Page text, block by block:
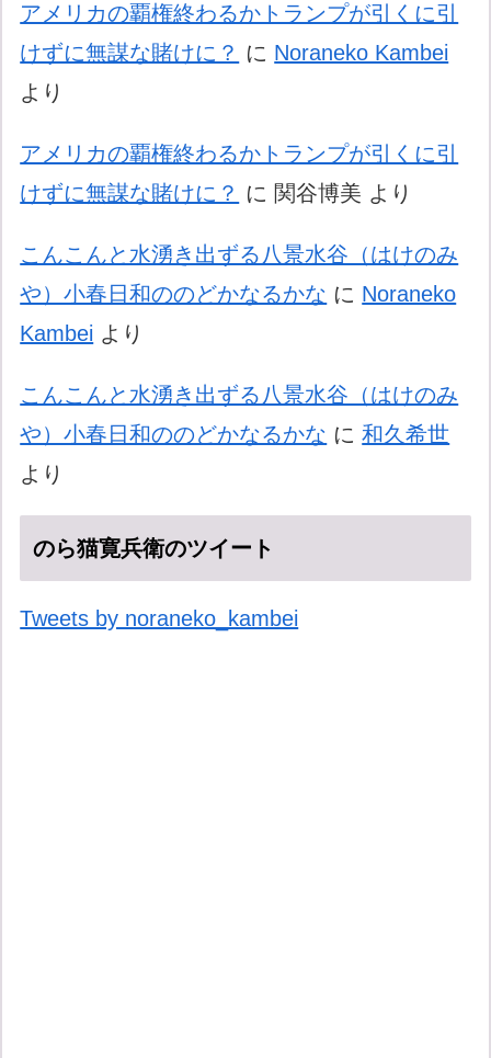
アメリカの覇権終わるかトランプが引くに引
けずに無謀な賭けに？ に Noraneko Kambei
より
アメリカの覇権終わるかトランプが引くに引
けずに無謀な賭けに？ に 関谷博美 より
こんこんと水湧き出ずる八景水谷（はけのみ
や）小春日和ののどかなるかな に Noraneko
Kambei より
こんこんと水湧き出ずる八景水谷（はけのみ
や）小春日和ののどかなるかな に和久希世
より
のら猫寛兵衛のツイート
Tweets by noraneko_kambei